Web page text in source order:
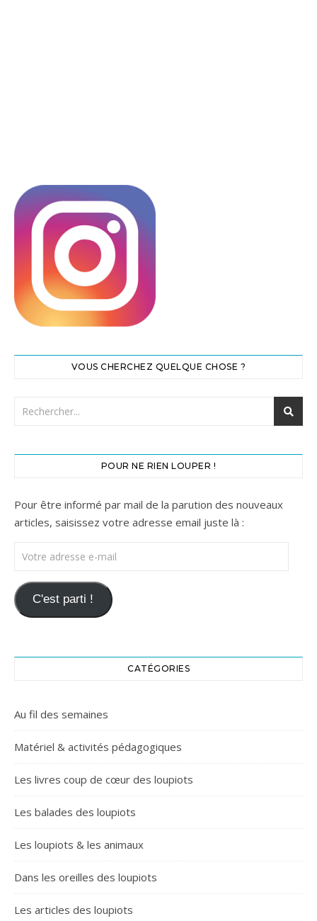
VOUS CHERCHEZ QUELQUE CHOSE ?
POUR NE RIEN LOUPER !
Pour être informé par mail de la parution des nouveaux
articles, saisissez votre adresse email juste là :
Votre adresse e-mail
C'est parti !
CATÉGORIES
Au fil des semaines
Matériel & activités pédagogiques
Les livres coup de cœur des loupiots
Les balades des loupiots
Les loupiots & les animaux
Dans les oreilles des loupiots
Les articles des loupiots